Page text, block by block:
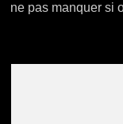
ne pas manquer si